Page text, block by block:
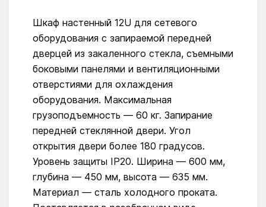
Шкаф настенный 12U для сетевого
оборудования с запираемой передней
дверцей из закаленного стекла, съемными
боковыми панелями и вентиляционными
отверстиями для охлаждения
оборудования. Максимальная
грузоподъемность — 60 кг. Запирание
передней стеклянной двери. Угол
открытия двери более 180 градусов.
Уровень защиты IP20. Ширина — 600 мм,
глубина — 450 мм, высота — 635 мм.
Материал — сталь холодного проката.